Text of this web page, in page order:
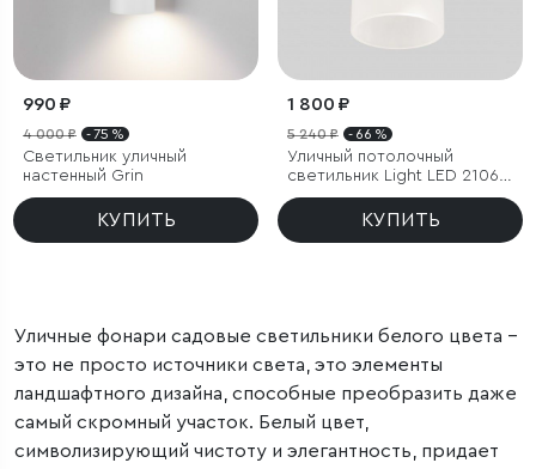
990 ₽
4 000 ₽ - 75 %
Светильник уличный
настенный Grin
КУПИТЬ
1 800 ₽
5 240 ₽ - 66 %
Уличный потолочный
светильник Light LED 2106
IP54
КУПИТЬ
Уличные фонари садовые светильники белого цвета –
это не просто источники света, это элементы
ландшафтного дизайна, способные преобразить даже
самый скромный участок. Белый цвет,
символизирующий чистоту и элегантность, придает